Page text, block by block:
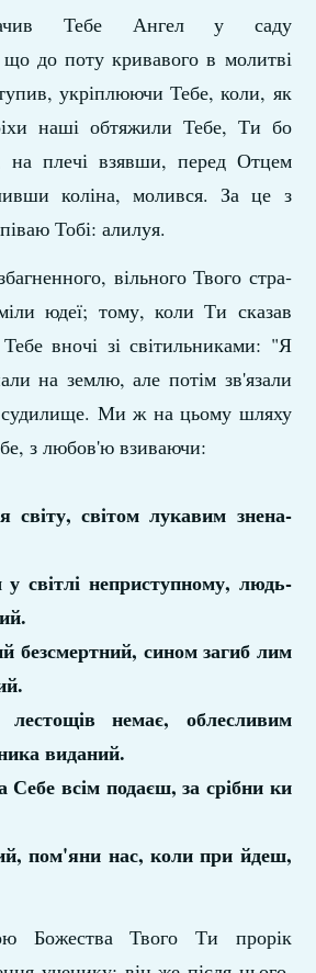
Тебе Ангел у саду
до поту кривавого в молитві
укріплюючи Тебе, коли, як
наші обтяжили Тебе, Ти бо
на плечі взявши, перед Отцем
коліна, молився. За це з
Тобі: алилуя.
вільного Твого стра­
юдеї; тому, коли Ти сказав
вночі зі світильниками: "Я
на землю, але потім зв'язали
судилище. Ми ж на цьому шляху
з любов'ю взи­ваючи:
світу, світом лукавим знена­
світлі неприступному, людь­
безсмертний, сином загиб­ лим
немає, облесливим
виданий.
Себе всім подаєш, за срібни­ ки
пом'яни нас, коли при­ йдеш,
Божества Твого Ти прорік